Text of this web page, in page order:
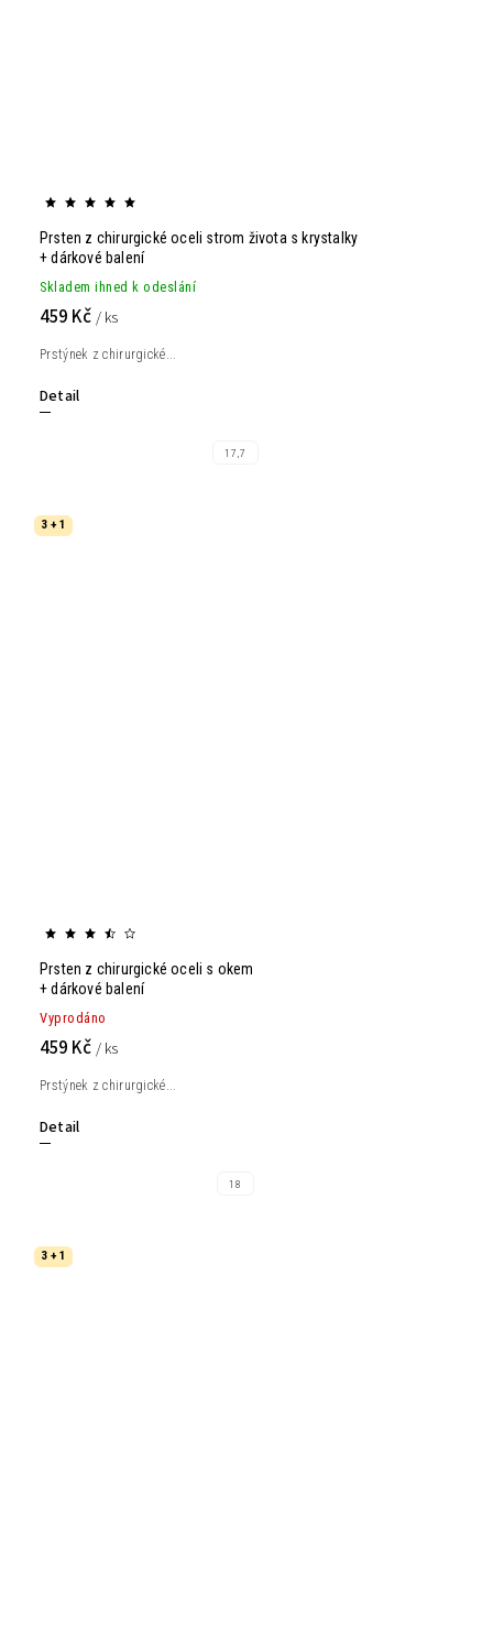
Prsten z chirurgické oceli strom života s krystalky
+ dárkové balení
Skladem ihned k odeslání
459 Kč / ks
Detail
Prstýnek z chirurgické...
17,7
3 + 1
Prsten z chirurgické oceli s okem
+ dárkové balení
Vyprodáno
459 Kč / ks
Detail
Prstýnek z chirurgické...
18
3 + 1